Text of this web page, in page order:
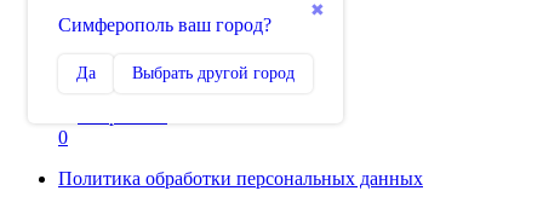
✖
Симферополь ваш город?
Да Выбрать другой город
Сравнение
0
Политика обработки персональных данных